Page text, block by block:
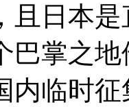
且日本
巴掌之
内临时